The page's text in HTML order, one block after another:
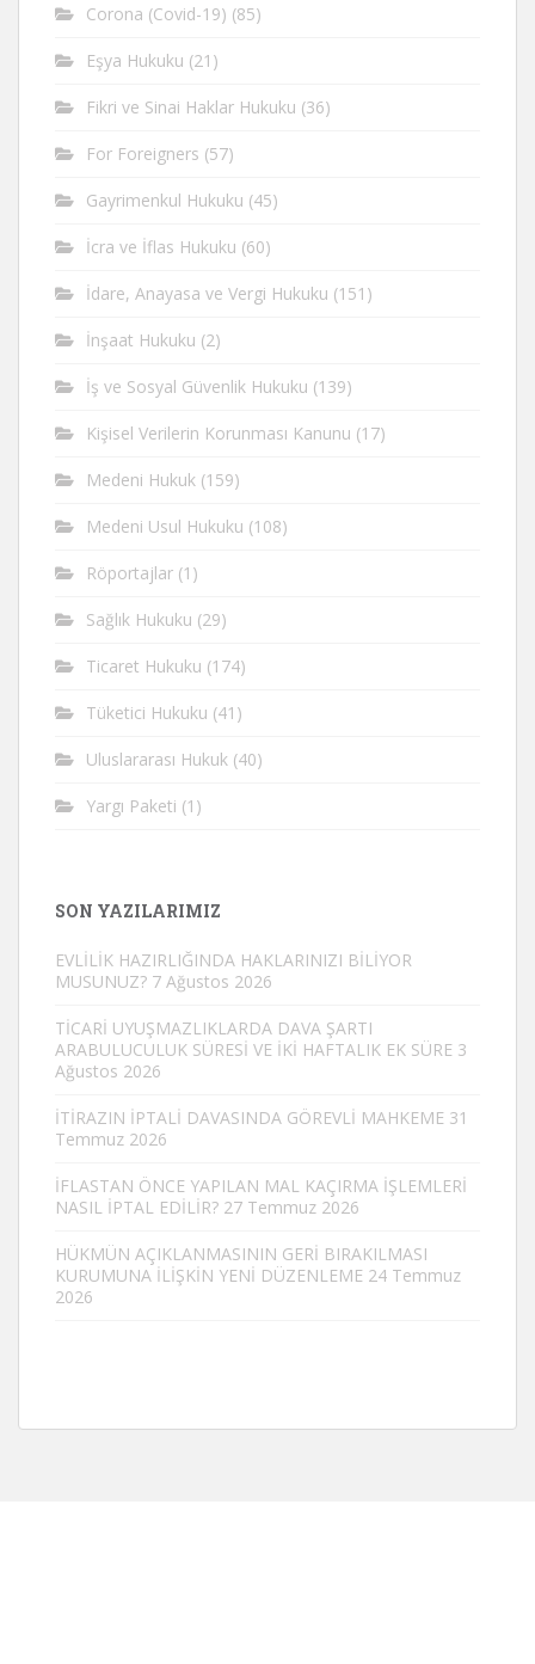
Corona (Covid-19) (85)
Eşya Hukuku (21)
Fikri ve Sinai Haklar Hukuku (36)
For Foreigners (57)
Gayrimenkul Hukuku (45)
İcra ve İflas Hukuku (60)
İdare, Anayasa ve Vergi Hukuku (151)
İnşaat Hukuku (2)
İş ve Sosyal Güvenlik Hukuku (139)
Kişisel Verilerin Korunması Kanunu (17)
Medeni Hukuk (159)
Medeni Usul Hukuku (108)
Röportajlar (1)
Sağlık Hukuku (29)
Ticaret Hukuku (174)
Tüketici Hukuku (41)
Uluslararası Hukuk (40)
Yargı Paketi (1)
SON YAZILARIMIZ
EVLİLİK HAZIRLIĞINDA HAKLARINIZI BİLİYOR
MUSUNUZ? 7 Ağustos 2026
TİCARİ UYUŞMAZLIKLARDA DAVA ŞARTI
ARABULUCULUK SÜRESİ VE İKİ HAFTALIK EK SÜRE 3
Ağustos 2026
İTİRAZIN İPTALİ DAVASINDA GÖREVLİ MAHKEME 31
Temmuz 2026
İFLASTAN ÖNCE YAPILAN MAL KAÇIRMA İŞLEMLERİ
NASIL İPTAL EDİLİR? 27 Temmuz 2026
HÜKMÜN AÇIKLANMASININ GERİ BIRAKILMASI
KURUMUNA İLİŞKİN YENİ DÜZENLEME 24 Temmuz
2026